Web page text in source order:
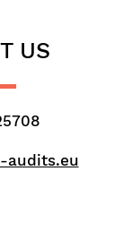
US
audits.eu